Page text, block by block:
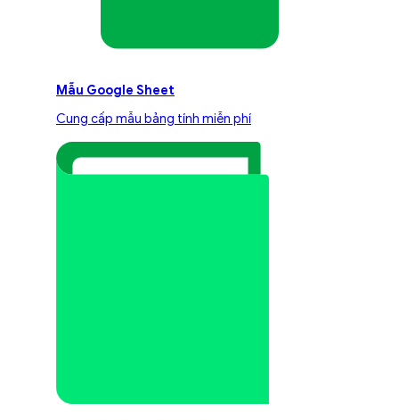
Mẫu Google Sheet
Cung cấp mẫu bảng tính miễn phí